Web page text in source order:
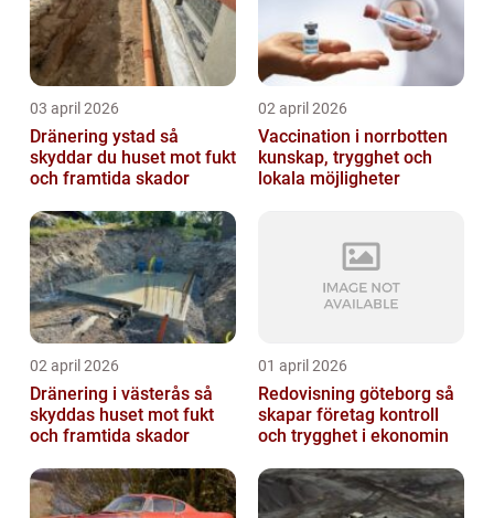
03 april 2026
Dränering ystad så
skyddar du huset mot fukt
och framtida skador
02 april 2026
Vaccination i norrbotten
kunskap, trygghet och
lokala möjligheter
02 april 2026
Dränering i västerås så
skyddas huset mot fukt
och framtida skador
01 april 2026
Redovisning göteborg så
skapar företag kontroll
och trygghet i ekonomin